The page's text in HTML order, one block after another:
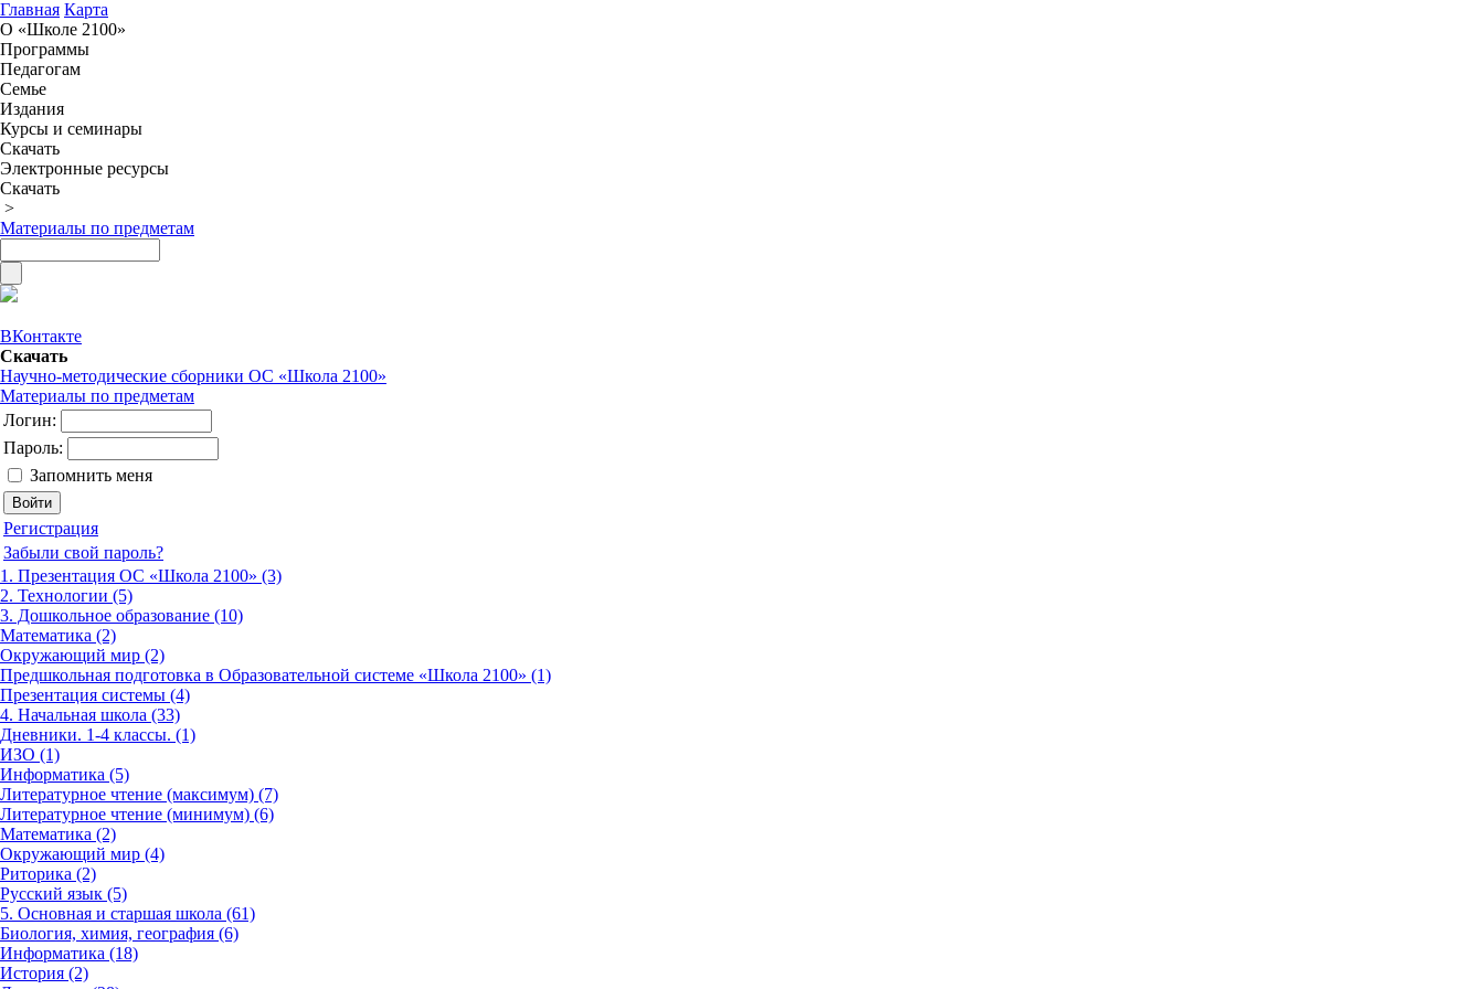
Главная Карта
О «Школе 2100»
Программы
Педагогам
Семье
Издания
Курсы и семинары
Скачать
Электронные ресурсы
Скачать
>
Материалы по предметам
ВКонтакте
Скачать
Научно-методические сборники ОС «Школа 2100»
Материалы по предметам
Логин:
Пароль:
Запомнить меня
Регистрация
Забыли свой пароль?
1. Презентация ОС «Школа 2100» (3)
2. Технологии (5)
3. Дошкольное образование (10)
Математика (2)
Окружающий мир (2)
Предшкольная подготовка в Образовательной системе «Школа 2100» (1)
Презентация системы (4)
4. Начальная школа (33)
Дневники. 1-4 классы. (1)
ИЗО (1)
Информатика (5)
Литературное чтение (максимум) (7)
Литературное чтение (минимум) (6)
Математика (2)
Окружающий мир (4)
Риторика (2)
Русский язык (5)
5. Основная и старшая школа (61)
Биология, химия, география (6)
Информатика (18)
История (2)